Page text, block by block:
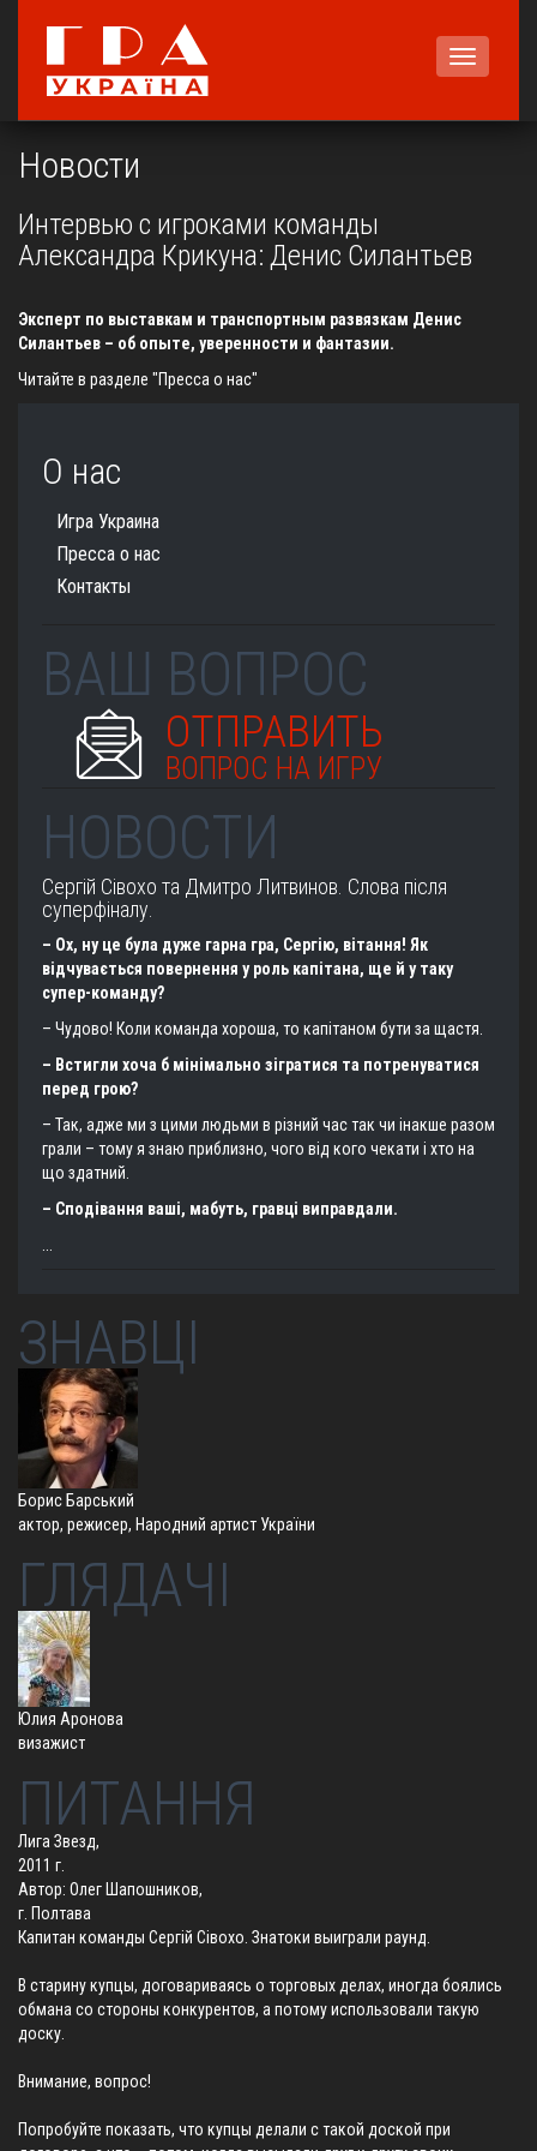
Меню
Новости
Интервью с игроками команды
Александра Крикуна: Денис Силантьев
Эксперт по выставкам и транспортным развязкам Денис
Силантьев – об опыте, уверенности и фантазии.
Читайте в разделе "Пресса о нас"
О нас
Игра Украина
Пресса о нас
Контакты
ВАШ ВОПРОС
ОТПРАВИТЬ
ВОПРОС НА ИГРУ
НОВОСТИ
Сергій Сівохо та Дмитро Литвинов. Слова після
суперфіналу.
– Ох, ну це була дуже гарна гра, Сергію, вітання! Як
відчувається повернення у роль капітана, ще й у таку
супер-команду?
– Чудово! Коли команда хороша, то капітаном бути за щастя.
– Встигли хоча б мінімально зігратися та потренуватися
перед грою?
– Так, адже ми з цими людьми в різний час так чи інакше разом
грали – тому я знаю приблизно, чого від кого чекати і хто на
що здатний.
– Сподівання ваші, мабуть, гравці виправдали.
ЗНАВЦІ
Борис Барський
актор, режисер, Народний артист України
ГЛЯДАЧІ
Юлия Аронова
визажист
ПИТАННЯ
Лига Звезд,
2011 г.
Автор: Олег Шапошников,
г. Полтава
Капитан команды Сергій Сівохо. Знатоки выиграли раунд.
В старину купцы, договариваясь о торговых делах, иногда боялись
обмана со стороны конкурентов, а потому использовали такую
доску.
Внимание, вопрос!
Попробуйте показать, что купцы делали с такой доской при